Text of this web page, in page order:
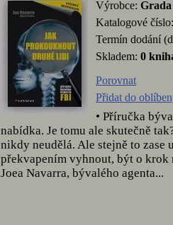
Výrobce: Grada
Katalogové
Termín dodání
Skladem: 0
Porovnat
Přidat do
• Příručka
nabídka. Je tomu ale skutečně
nikdy neudělá. Ale stejně to zase
překvapením vyhnout, být o krok
Joea Navarra, bývalého agenta...